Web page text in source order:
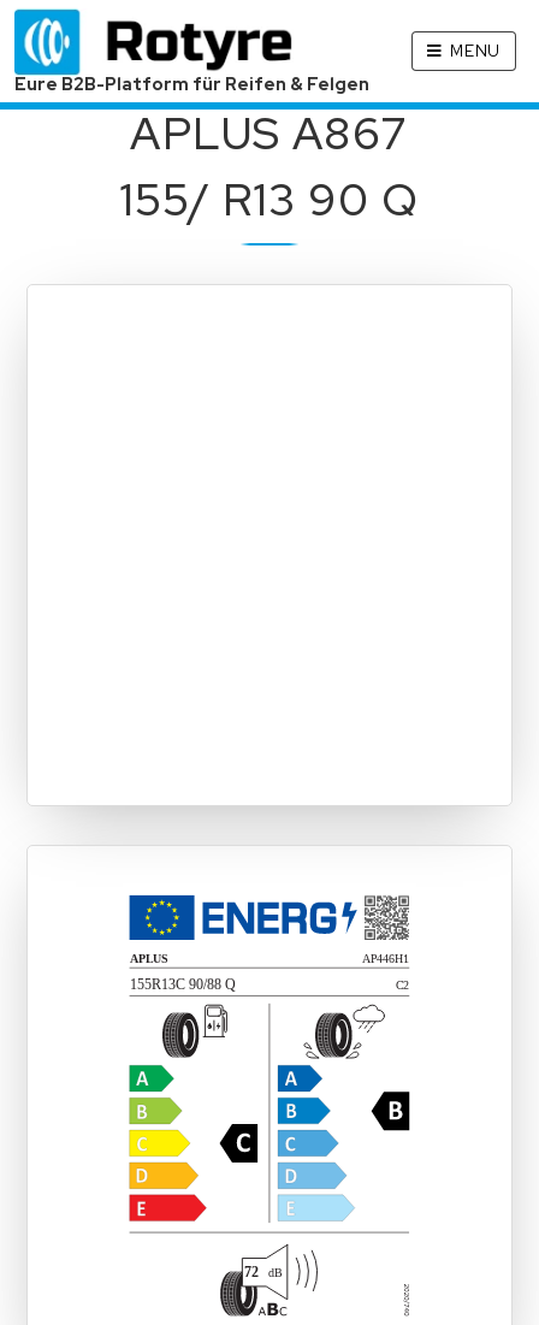
Eure B2B-Platform für Reifen & Felgen
MENU
APLUS A867
155/ R13 90 Q